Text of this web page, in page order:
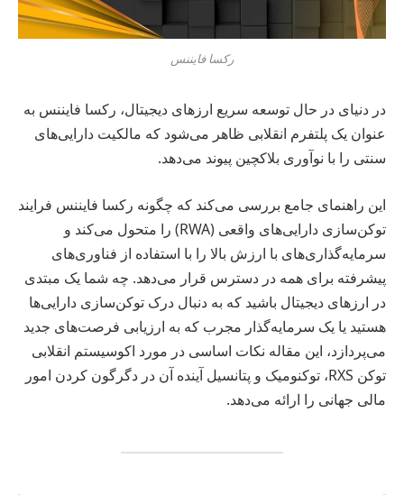
رکسا فایننس
در دنیای در حال توسعه سریع ارزهای دیجیتال، رکسا فایننس به
عنوان یک پلتفرم انقلابی ظاهر می‌شود که مالکیت دارایی‌های
سنتی را با نوآوری بلاکچین پیوند می‌دهد.
این راهنمای جامع بررسی می‌کند که چگونه رکسا فایننس فرایند
توکن‌سازی دارایی‌های واقعی (RWA) را متحول می‌کند و
سرمایه‌گذاری‌های با ارزش بالا را با استفاده از فناوری‌های
پیشرفته برای همه در دسترس قرار می‌دهد. چه شما یک مبتدی
در ارزهای دیجیتال باشید که به دنبال درک توکن‌سازی دارایی‌ها
هستید یا یک سرمایه‌گذار مجرب که به ارزیابی فرصت‌های جدید
می‌پردازد، این مقاله نکات اساسی در مورد اکوسیستم انقلابی
توکن RXS، توکنومیک و پتانسیل آینده آن در دگرگون کردن امور
مالی جهانی را ارائه می‌دهد.